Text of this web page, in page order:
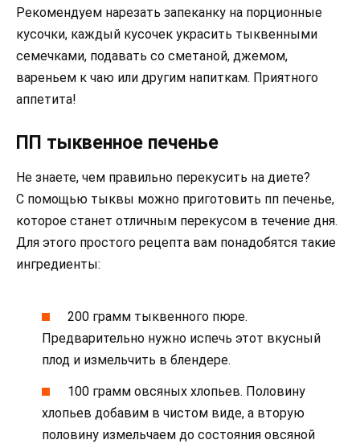
Рекомендуем нарезать запеканку на порционные
кусочки, каждый кусочек украсить тыквенными
семечками, подавать со сметаной, джемом,
вареньем к чаю или другим напиткам. Приятного
аппетита!
ПП тыквенное печенье
Не знаете, чем правильно перекусить на диете?
С помощью тыквы можно приготовить пп печенье,
которое станет отличным перекусом в течение дня.
Для этого простого рецепта вам понадобятся такие
ингредиенты:
200 грамм тыквенного пюре.
Предварительно нужно испечь этот вкусный
плод и измельчить в блендере.
100 грамм овсяных хлопьев. Половину
хлопьев добавим в чистом виде, а вторую
половину измельчаем до состояния овсяной